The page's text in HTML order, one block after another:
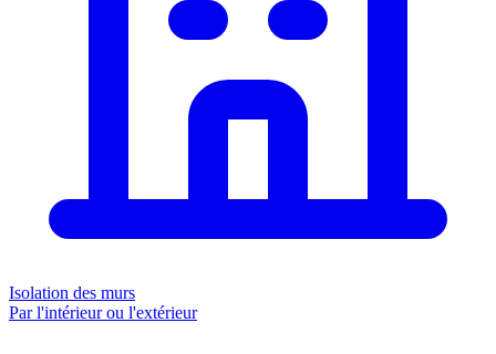
Isolation des murs
Par l'intérieur ou l'extérieur